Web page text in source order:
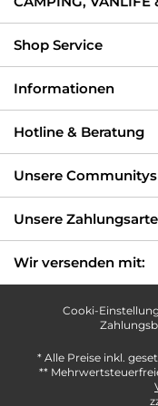
Shop Service
Informationen
Hotline & Beratung
Unsere Communitys
Unsere
Wir versenden mit:
Cooki-
* Alle Preise inkl.
**